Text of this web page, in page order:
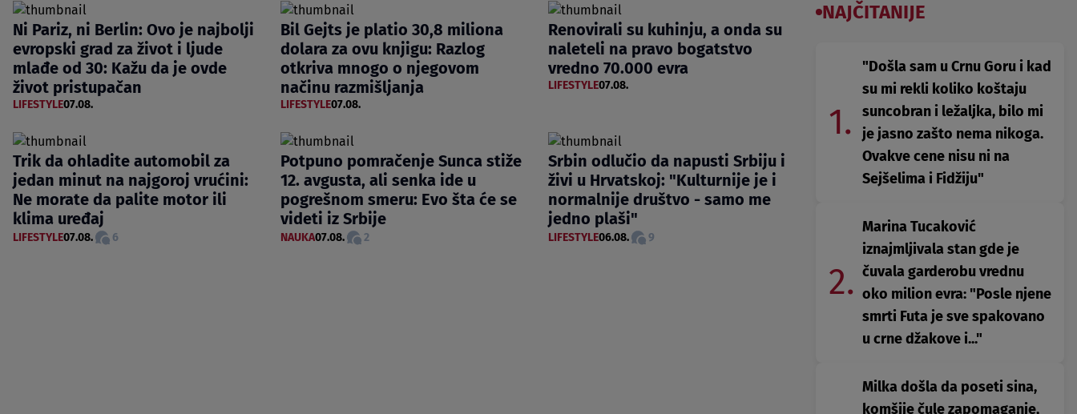
Ni Pariz, ni Berlin: Ovo je najbolji
evropski grad za život i ljude
mlađe od 30: Kažu da je ovde
život pristupačan
LIFESTYLE07.08.
Bil Gejts je platio 30,8 miliona
dolara za ovu knjigu: Razlog
otkriva mnogo o njegovom
načinu razmišljanja
LIFESTYLE07.08.
Renovirali su kuhinju, a onda su
naleteli na pravo bogatstvo
vredno 70.000 evra
LIFESTYLE07.08.
Trik da ohladite automobil za
jedan minut na najgoroj vrućini:
Ne morate da palite motor ili
klima uređaj
LIFESTYLE07.08. 6
Potpuno pomračenje Sunca stiže
12. avgusta, ali senka ide u
pogrešnom smeru: Evo šta će se
videti iz Srbije
NAUKA07.08. 2
Srbin odlučio da napusti Srbiju i
živi u Hrvatskoj: "Kulturnije je i
normalnije društvo - samo me
jedno plaši"
LIFESTYLE06.08. 9
NAJČITANIJE
1.
"Došla sam u Crnu Goru i kad
su mi rekli koliko koštaju
suncobran i ležaljka, bilo mi
je jasno zašto nema nikoga.
Ovakve cene nisu ni na
Sejšelima i Fidžiju"
2.
Marina Tucaković
iznajmljivala stan gde je
čuvala garderobu vrednu
oko milion evra: "Posle njene
smrti Futa je sve spakovano
u crne džakove i..."
Milka došla da poseti sina,
komšije čule zapomaganje,